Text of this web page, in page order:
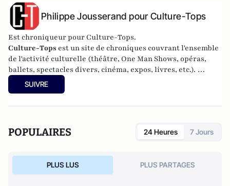
Philippe Jousserand pour Culture-Tops
Est chroniqueur pour Culture-Tops.
Culture-Tops est un site de chroniques couvrant l'ensemble
de l'activité culturelle (théâtre, One Man Shows, opéras,
ballets, spectacles divers, cinéma, expos, livres, etc.).
Culture-Tops a été créé en novembre 2013 par Jacques
Paugam , journaliste et écrivain, et son fils, Gabriel
SUIVRE
POPULAIRES 24 Heures 7 Jours
PLUS LUS PLUS PARTAGES